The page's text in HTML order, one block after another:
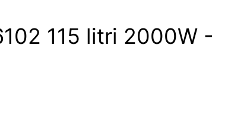
115 litri 2000W -